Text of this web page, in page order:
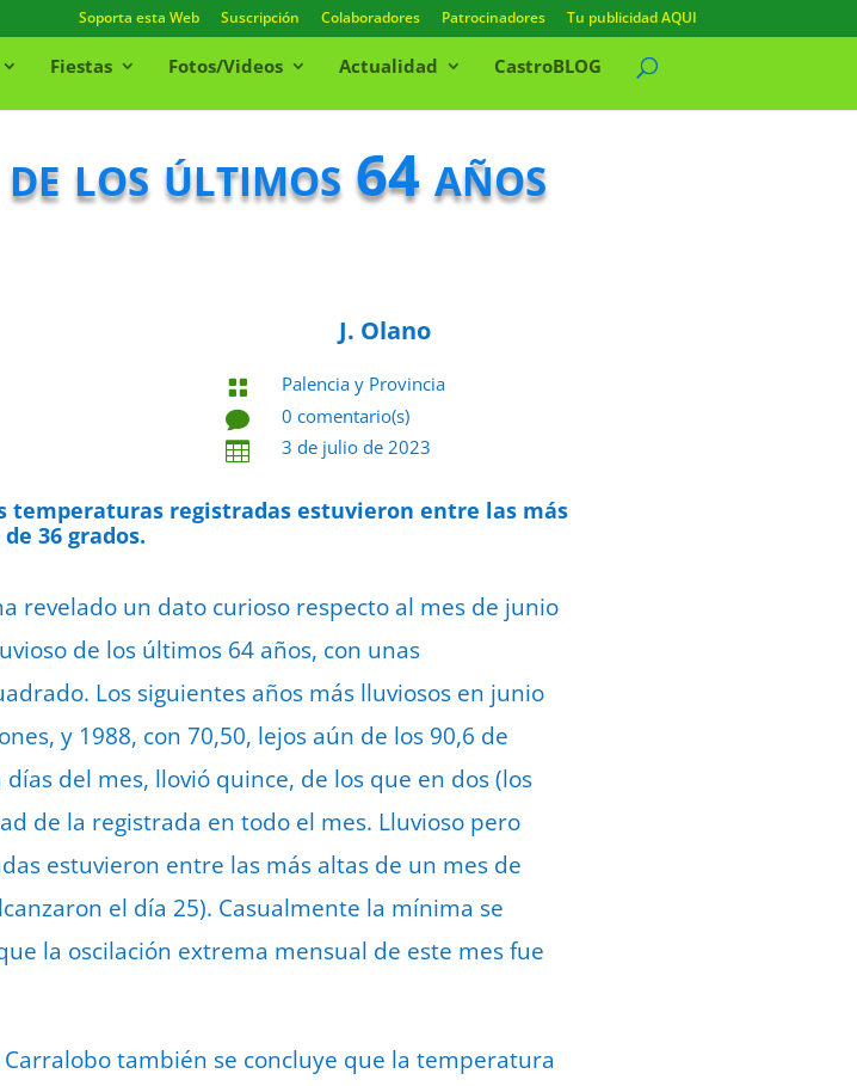
Soporta esta Web Suscripción Colaboradores Patrocinadores Tu publicidad AQUI
Fiestas Fotos/Videos Actualidad CastroBLOG
los últimos 64 años
J. Olano

Palencia y Provincia

0 comentario(s)

3 de julio de 2023
temperaturas registradas estuvieron entre las más
36 grados.
revelado un dato curioso respecto al mes de junio
de los últimos 64 años, con unas
Los siguientes años más lluviosos en junio
y 1988, con 70,50, lejos aún de los 90,6 de
del mes, llovió quince, de los que en dos (los
de la registrada en todo el mes. Lluvioso pero
estuvieron entre las más altas de un mes de
el día 25). Casualmente la mínima se
la oscilación extrema mensual de este mes fue
también se concluye que la temperatura